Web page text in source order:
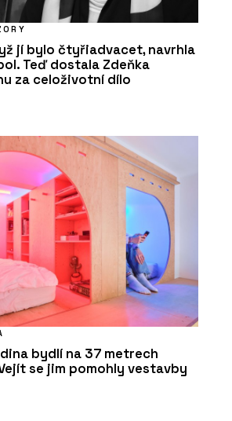
jí bylo čtyřiadvacet, navrhla
Teď dostala Zdeňka
za celoživotní dílo
bydlí na 37 metrech
se jim pomohly vestavby